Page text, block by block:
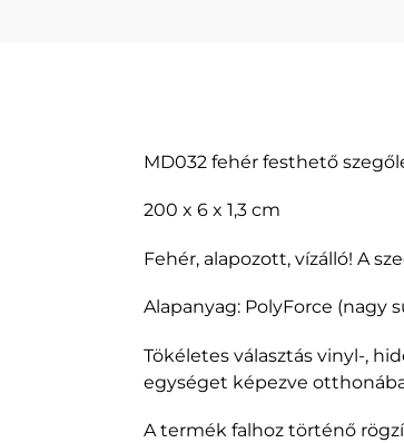
MD032 fehér festhető
200 x 6 x 1,3 cm
Fehér, alapozott, vízálló! A
Alapanyag: PolyForce (nagy
Tökéletes választás vinyl-,
egységet képezve
A termék falhoz történő